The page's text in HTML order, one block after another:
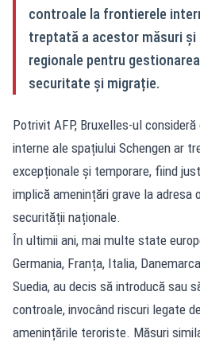
controale la frontierele
treptată a acestor măsuri
regionale pentru
securitate și migrație.
Potrivit AFP, Bruxelles-ul
interne ale spațiului Schengen ar
excepționale și temporare, fiind
implică amenințări grave la adresa
securității naționale.
În ultimii ani, mai multe state
Germania, Franța, Italia,
Suedia, au decis să introducă sau
controale, invocând riscuri legate
amenințările teroriste. Măsuri